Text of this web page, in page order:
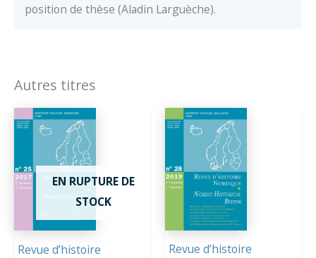
position de thèse (Aladin Larguèche).
Autres titres
EN RUPTURE DE
STOCK
Revue d’histoire
Revue d’histoire